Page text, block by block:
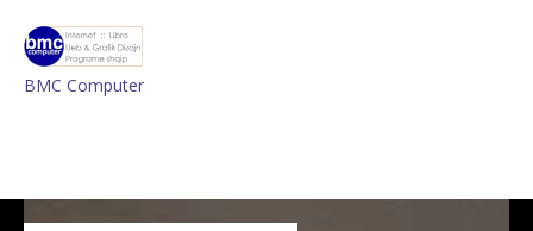
BMC Computer